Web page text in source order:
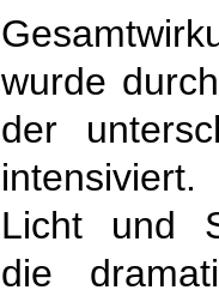
wurde
der
Licht und
die